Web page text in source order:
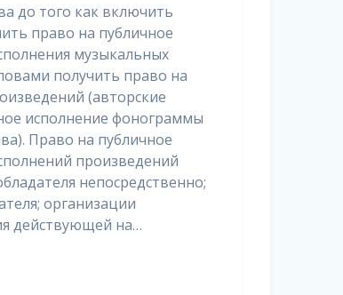
до того как включить
право на публичное
музыкальных
получить право на
(авторские
исполнение фонограммы
Право на публичное
произведений
непосредственно;
организации
действующей на…